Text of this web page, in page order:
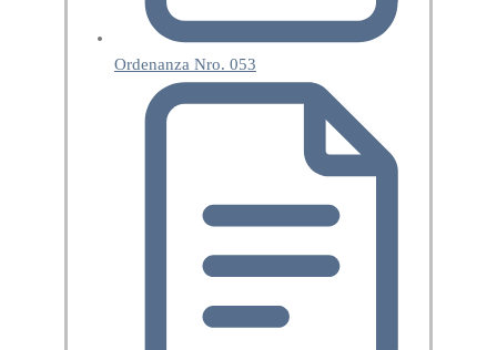
Ordenanza Nro. 053